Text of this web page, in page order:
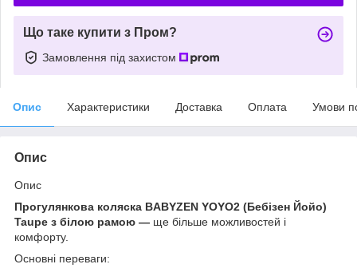
Що таке купити з Пром?
Замовлення під захистом
Опис Характеристики Доставка Оплата Умови
Опис
Опис
Прогулянкова коляска BABYZEN YOYO2 (Бебізен Йойо)
Taupe з білою рамою — ще більше можливостей і
комфорту.
Основні переваги: